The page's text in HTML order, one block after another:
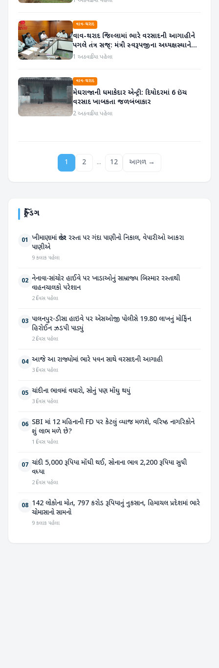
વાવ-થરાદ
વાવ-થરાદ જિલ્લામાં ભારે વરસાદની આગાહીને
પગલે તંત્ર સજ્: મંત્રી સ્વરૂપજીના અધ્યક્ષસ્થાને
રિવ્યૂ બેઠક યોજાઈ
1 અઠવાડિયા પહેલા
વાવ-થરાદ
મેઘરાજાની ધમાકેદાર એન્ટ્રી: દિયોદરમાં 6 ઇંચ
વરસાદ ખાબકતા જળબંબાકાર
2 અઠવાડિયા પહેલા
1 2 ... 12 આગળ →
ટ્રેન્ડિંગ
01 ખીમાણામાં જાહેર રસ્તા પર ગંદા પાણીનો નિકાલ, વેપારીઓ આકરા
પાણીએ
9 કલાક પહેલા
02 નેનાવા-સાંચોર હાઈવે પર ખાડાઓનું સામ્રાજ્ય બિસ્માર રસ્તાથી
વાહનચાલકો પરેશાન
2 દિવસ પહેલા
03 પાલનપુર-ડીસા હાઇવે પર એસઓજી પોલીસે 19.80 લાખનું મોર્ફિન
હિરોઈન ઝડપી પાડ્યું
2 દિવસ પહેલા
04 આજે આ રાજ્યોમાં ભારે પવન સાથે વરસાદની આગાહી
3 દિવસ પહેલા
05 ચાંદીના ભાવમાં વધારો, સોનું પણ મોંઘુ થયું
3 દિવસ પહેલા
06 SBI માં 12 મહિનાની FD પર કેટલું વ્યાજ મળશે, વરિષ્ઠ નાગરિકોને
શું લાભ મળે છે?
1 દિવસ પહેલા
07 ચાંદી 5,000 રૂપિયા મોંઘી થઈ, સોનાના ભાવ 2,200 રૂપિયા સુધી
વધ્યા
2 દિવસ પહેલા
08 142 લોકોના મોત, 797 કરોડ રૂપિયાનું નુકસાન, હિમાચલ પ્રદેશમાં ભારે
ચોમાસાનો સામનો
9 કલાક પહેલા